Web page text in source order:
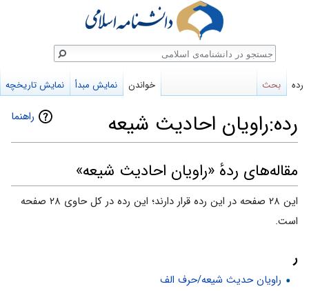
راهنما رده:راویان احادیث شیعه
پرش
به
ناوبری
پرش
به
جستجو
مقاله‌های ردهٔ «راویان احادیث شیعه»
این ۲۸ صفحه در این رده قرار دارند؛ این رده در کل حاوی ۲۸ صفحه
است.
ر
راویان حدیث شیعه/حرف الف
رده بحث خواندن نمایش مبدأ نمایش تاریخچه
جستجو